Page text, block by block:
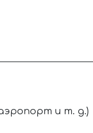
и т. д.)